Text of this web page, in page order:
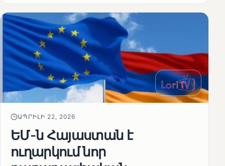
ԱՊՐԻԼԻ 22, 2026
ԵՄ-ն Հայաստան է
ուղարկում նոր